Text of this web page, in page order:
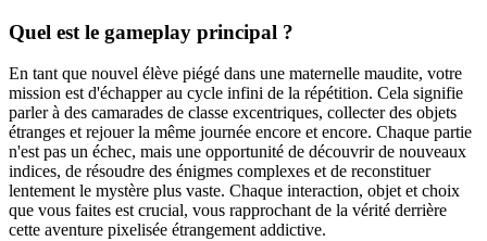
Quel est le gameplay principal ?
En tant que nouvel élève piégé dans une maternelle maudite, votre
mission est d'échapper au cycle infini de la répétition. Cela signifie
parler à des camarades de classe excentriques, collecter des objets
étranges et rejouer la même journée encore et encore. Chaque partie
n'est pas un échec, mais une opportunité de découvrir de nouveaux
indices, de résoudre des énigmes complexes et de reconstituer
lentement le mystère plus vaste. Chaque interaction, objet et choix
que vous faites est crucial, vous rapprochant de la vérité derrière
cette aventure pixelisée étrangement addictive.